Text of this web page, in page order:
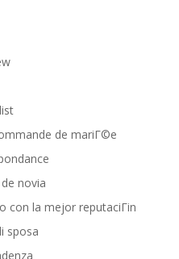
de mariГ©e
novia
con la mejor reputaciГіn
sposa